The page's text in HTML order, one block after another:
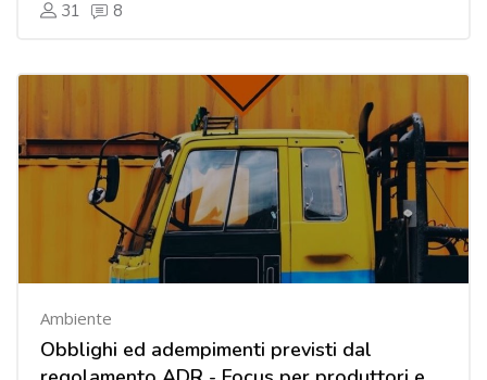
31 8
Ambiente
Obblighi ed adempimenti previsti dal